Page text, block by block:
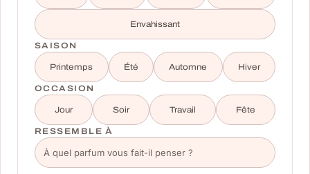
Envahissant
SAISON
Printemps Été Automne Hiver
OCCASION
Jour Soir Travail Fête
RESSEMBLE À